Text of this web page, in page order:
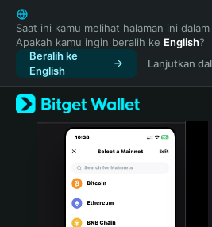
English
日本語
Tiếng Việt
Русский
Español (Latinoamérica)
Türkçe
Italiano
Português (Portugal)
Saat ini kamu melihat halaman ini dalam
Apakah kamu ingin beralih ke English?
Beralih ke
English
Lanjutkan